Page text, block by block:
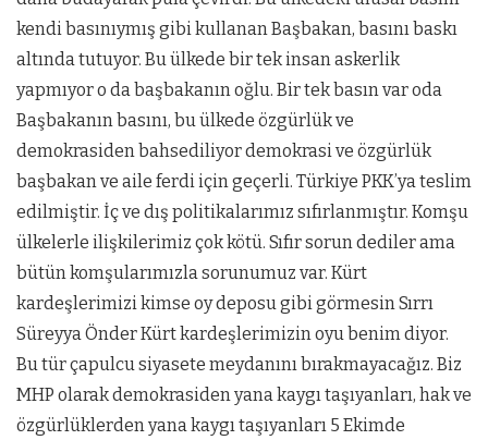
kendi basınıymış gibi kullanan Başbakan, basını baskı
altında tutuyor. Bu ülkede bir tek insan askerlik
yapmıyor o da başbakanın oğlu. Bir tek basın var oda
Başbakanın basını, bu ülkede özgürlük ve
demokrasiden bahsediliyor demokrasi ve özgürlük
başbakan ve aile ferdi için geçerli. Türkiye PKK’ya teslim
edilmiştir. İç ve dış politikalarımız sıfırlanmıştır. Komşu
ülkelerle ilişkilerimiz çok kötü. Sıfır sorun dediler ama
bütün komşularımızla sorunumuz var. Kürt
kardeşlerimizi kimse oy deposu gibi görmesin Sırrı
Süreyya Önder Kürt kardeşlerimizin oyu benim diyor.
Bu tür çapulcu siyasete meydanını bırakmayacağız. Biz
MHP olarak demokrasiden yana kaygı taşıyanları, hak ve
özgürlüklerden yana kaygı taşıyanları 5 Ekimde